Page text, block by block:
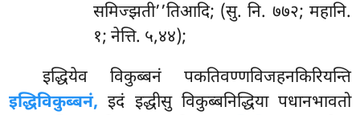
समिज्झती’’तिआदि; (सु. नि. ७७२; महानि.
१; नेत्ति. ५,४४);
इद्धियेव विकुब्बनं पकतिवण्णविजहनकिरियन्ति
इद्धिविकुब्बनं, इदं इद्धीसु विकुब्बनिद्धिया पधानभावतो